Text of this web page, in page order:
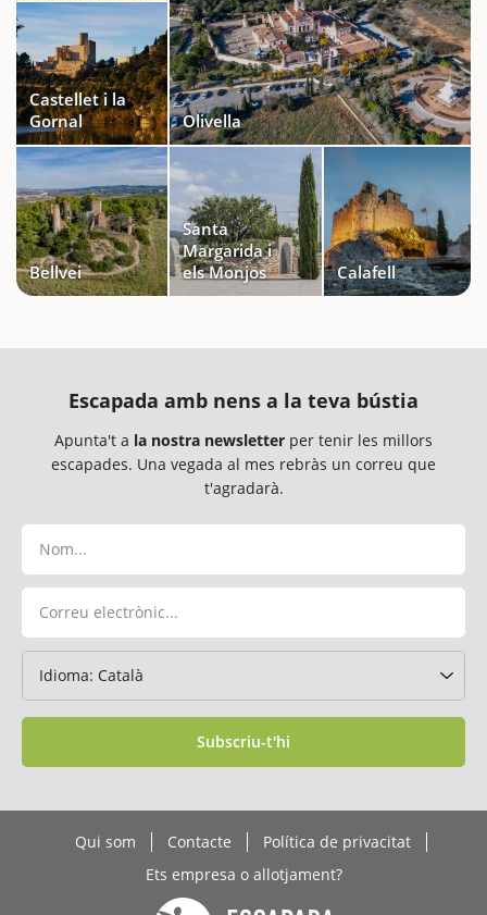
Castellet i la
Gornal
Olivella
Bellvei
Santa
Margarida i
els Monjos
Calafell
Escapada amb nens a la teva bústia
Apunta't a la nostra newsletter per tenir les millors
escapades. Una vegada al mes rebràs un correu que
t'agradarà.
Subscriu-t'hi
Qui som Contacte
Política de privacitat
Ets empresa o allotjament?